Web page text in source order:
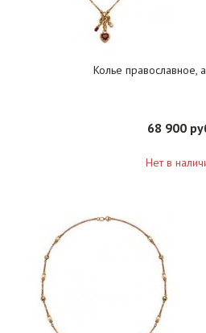
Колье православное,
68 900
Нет в